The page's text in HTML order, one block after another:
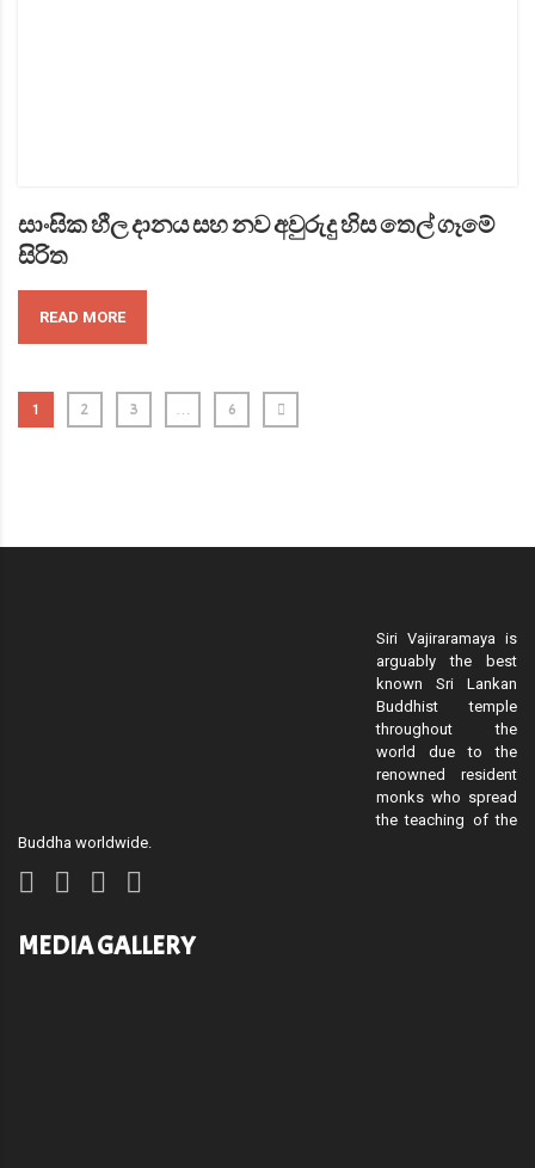
සාංඝික හීල දානය සහ නව අවුරුදු හිස තෙල් ගෑමේ
සිරිත
READ MORE
1 2 3 … 6
Siri Vajiraramaya is
arguably the best
known Sri Lankan
Buddhist temple
throughout the
world due to the
renowned resident
monks who spread
the teaching of the
Buddha worldwide.
MEDIA GALLERY